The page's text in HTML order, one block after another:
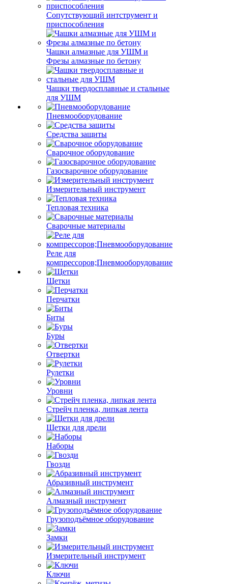
Сопутствующий интструмент и
приспособления
Чашки алмазные для УШМ и
Фрезы алмазные по бетону
Чашки твердосплавные и стальные
для УШМ
Пневмооборудование
Средства защиты
Сварочное оборудование
Газосварочное оборудование
Измерительный инструмент
Тепловая техника
Сварочные материалы
Реле для
компрессоров;Пневмооборудование
Щетки
Перчатки
Биты
Буры
Отвертки
Рулетки
Уровни
Стрейч пленка, липкая лента
Щетки для дрели
Наборы
Гвозди
Абразивный инструмент
Алмазный инструмент
Грузоподъёмное оборудование
Замки
Измерительный инструмент
Ключи